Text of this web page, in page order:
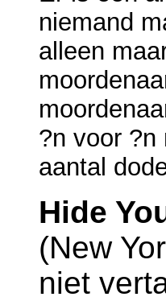
niemand
alleen
?n voor ?n
aantal
Hide
(New
niet